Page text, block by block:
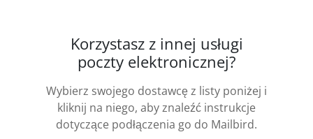
Korzystasz z innej usługi
poczty elektronicznej?
Wybierz swojego dostawcę z listy poniżej i
kliknij na niego, aby znaleźć instrukcje
dotyczące podłączenia go do Mailbird.